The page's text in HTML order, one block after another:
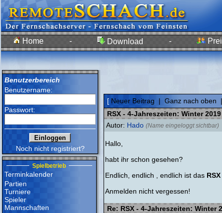
Home - Download -
Benutzerbereich
Benutzername:
Passwort:
Noch nicht registriert?
Spielbetrieb
Terminkalender
Partien
Turniere
Spieler
Mannschaften
[ Neuer Beitrag | Ganz nach oben
RSX - 4-Jahreszeiten: Winter 2019
Autor: Hado (Name eingeloggt sichtbar)
Hallo,
habt ihr schon gesehen?
Endlich, endlich , endlich ist das
Anmelden nicht vergessen!
Re: RSX - 4-Jahreszeiten: Winter